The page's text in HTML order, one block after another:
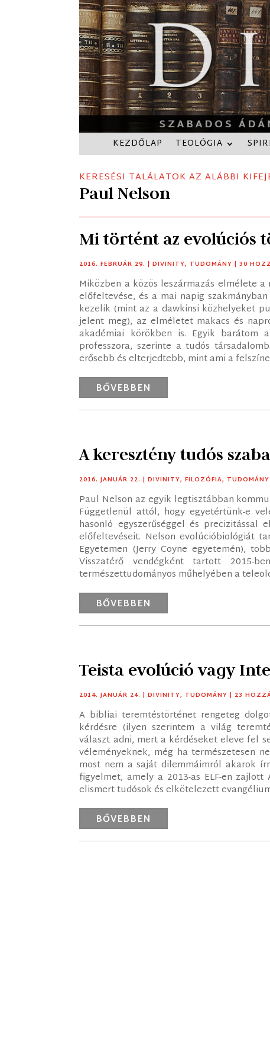
KEZDŐLAP TEOLÓGIA
KERESÉSI TALÁLATOK AZ ALÁBBI
Paul Nelson
Mi történt az evolúciós
2016. FEBRUÁR 29. |DIVINITY, TUDOMÁNY | 30
Miközben a közös leszármazás elmélete
előfeltevése, és a mai napig
kezelik (mint az a dawkinsi közhelyeket
jelent meg), az elméletet makacs és
akadémiai körökben is. Egyik barátom
professzora, szerinte a tudós
erősebb és elterjedtebb, mint ami a
BŐVEBBEN
A keresztény tudós
2016. JANUÁR 22. |DIVINITY,FILOZÓFIA, TUDOMÁNY
Paul Nelson az egyik legtisztábban
Függetlenül attól, hogy egyetértünk-e
hasonló egyszerűséggel és precizitással
előfeltevéseit. Nelson evolúcióbiológiát
Egyetemen (Jerry Coyne egyetemén),
Visszatérő vendégként tartott 2015-
természettudományos műhelyében a
BŐVEBBEN
Teista evolúció vagy
2014. JANUÁR 24. |DIVINITY, TUDOMÁNY | 23
A bibliai teremtéstörténet rengeteg
kérdésre (ilyen szerintem a világ
választ adni, mert a kérdéseket eleve fel
véleményeknek, még ha természetesen
most nem a saját dilemmáimról akarok
figyelmet, amely a 2013-as ELF-en
elismert tudósok és elkötelezett
BŐVEBBEN